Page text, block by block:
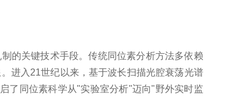
的关键技术手段。传统同位素分析方法多依赖
进入21世纪以来，基于波长扫描光腔衰荡光谱
了同位素科学从"实验室分析"迈向"野外实时监